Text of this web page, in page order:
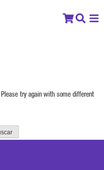
try again with some different